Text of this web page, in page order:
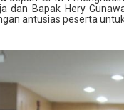
dan Bapak Hery
antusias peserta